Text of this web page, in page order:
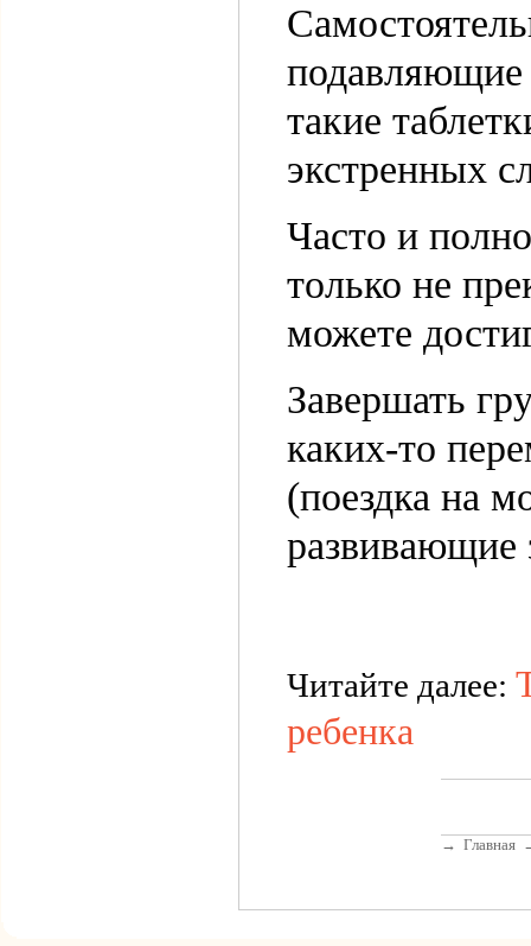
подавляющие
такие
экстренных
Часто и
только не
можете
Завершать
каких-то
(поездка на
развивающие
Читайте далее:
ребенка
→ Главная